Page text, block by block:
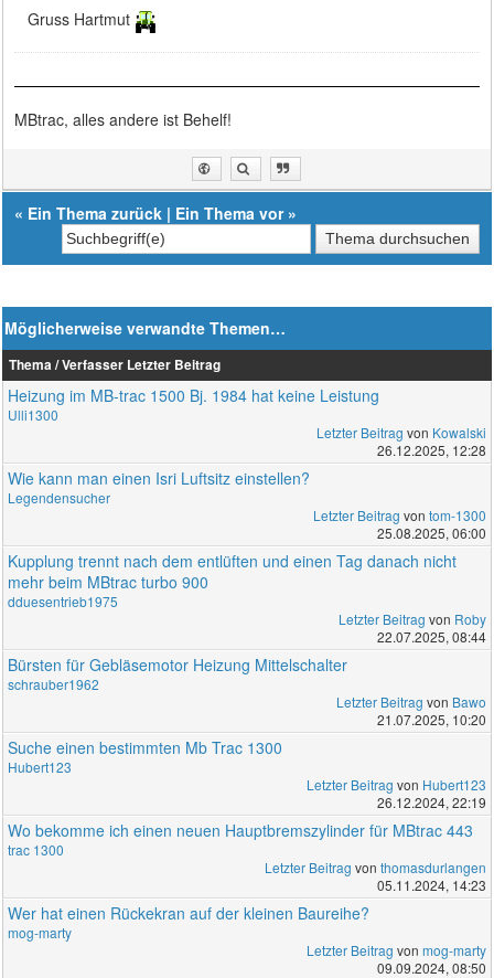
Gruss Hartmut
MBtrac, alles andere ist Behelf!
« Ein Thema zurück | Ein Thema vor»
Möglicherweise verwandte Themen…
Thema / Verfasser Letzter Beitrag
Heizung im MB-trac 1500 Bj. 1984 hat keine Leistung
Ulli1300
Letzter Beitrag von Kowalski
26.12.2025, 12:28
Wie kann man einen Isri Luftsitz einstellen?
Legendensucher
Letzter Beitrag von tom-1300
25.08.2025, 06:00
Kupplung trennt nach dem entlüften und einen Tag danach nicht
mehr beim MBtrac turbo 900
dduesentrieb1975
Letzter Beitrag von Roby
22.07.2025, 08:44
Bürsten für Gebläsemotor Heizung Mittelschalter
schrauber1962
Letzter Beitrag von Bawo
21.07.2025, 10:20
Suche einen bestimmten Mb Trac 1300
Hubert123
Letzter Beitrag von Hubert123
26.12.2024, 22:19
Wo bekomme ich einen neuen Hauptbremszylinder für MBtrac 443
trac 1300
Letzter Beitrag von thomasdurlangen
05.11.2024, 14:23
Wer hat einen Rückekran auf der kleinen Baureihe?
mog-marty
Letzter Beitrag von mog-marty
09.09.2024, 08:50